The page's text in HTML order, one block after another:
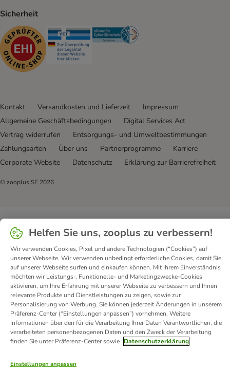
Sicherheit
Security Security
Kontakt Versandkosten und Lieferzeit
Impressum
Allgemeine Geschäftsbedingungen
Digital Services Act
Vertrag widerrufen
Entsorgungs- und Umweltbestimmungen
Zahlungsarten
Über uns Partnerprogramme
Karriere
Corporate Website
Datenschutz Erklärung zur Barrierefreiheit
© zooplus SE 2026
Helfen Sie uns, zooplus zu verbessern!
Wir verwenden Cookies, Pixel und andere Technologien (“Cookies”) auf
unserer Webseite. Wir verwenden unbedingt erforderliche Cookies, damit Sie
auf unserer Webseite surfen und einkaufen können. Mit Ihrem Einverständnis
möchten wir Leistungs-, Funktionelle- und Marketingzwecke-Cookies
aktivieren, um Ihre Erfahrung mit unserer Webseite zu verbessern und Ihnen
relevante Produkte und Dienstleistungen zu zeigen, sowie zur
Personalisierung von Werbung. Sie können jederzeit Änderungen in unserem
Präferenz-Center (“Einstellungen anpassen”) vornehmen. Weitere
Informationen über den für die Verarbeitung Ihrer Daten Verantwortlichen, die
verarbeiteten personenbezogenen Daten und den Zweck der Verarbeitung
finden Sie unter Präferenz-Center sowie Datenschutzerklärung
Einstellungen anpassen